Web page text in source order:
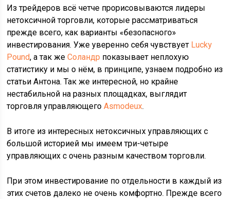
Из трейдеров всё четче прорисовываются лидеры
нетоксичной торговли, которые рассматриваться
прежде всего, как варианты «безопасного»
инвестирования. Уже уверенно себя чувствует Lucky
Pound, а так жеСоландр показывает неплохую
статистику и мы о нём, в принципе, узнаем подробно из
статьи Антона. Так же интересной, но крайне
нестабильной на разных площадках, выглядит
торговля управляющегоAsmodeux.
В итоге из интересных нетоксичных управляющих с
большой историей мы имеем три-четыре
управляющих с очень разным качеством торговли.
При этом инвестирование по отдельности в каждый из
этих счетов далеко не очень комфортно. Прежде всего